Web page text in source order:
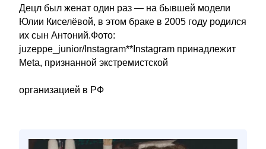
Децл был женат один раз — на бывшей модели
Юлии Киселёвой, в этом браке в 2005 году родился
их сын Антоний.Фото:
juzeppe_junior/Instagram**Instagram принадлежит
Meta, признанной экстремистской
организацией в РФ